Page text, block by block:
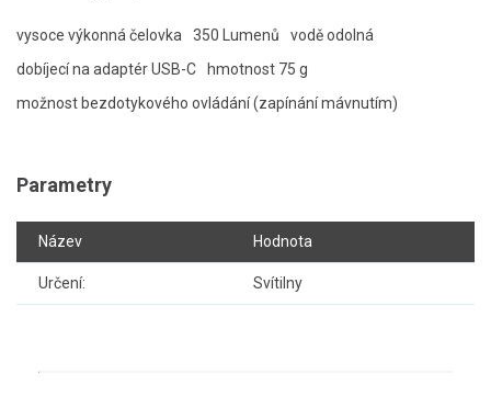
vysoce výkonná čelovka 350 Lumenů
vodě odolná
dobíjecí na adaptér USB-C
hmotnost 75 g
možnost bezdotykového ovládání (zapínání mávnutím)
Parametry
Název Hodnota
Určení: Svítilny